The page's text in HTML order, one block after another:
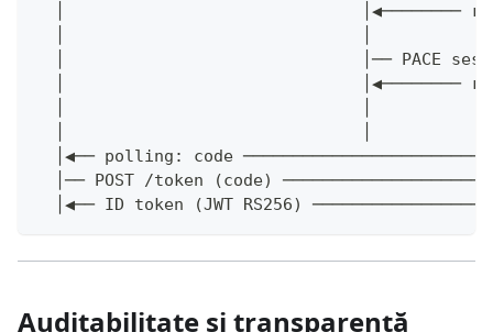
│                              │◀────────
│                              │── PACE
│                              │◀────────
│◀── polling: code
│── POST /token (code)
│◀── ID token (JWT RS256)
Auditabilitate și transparență